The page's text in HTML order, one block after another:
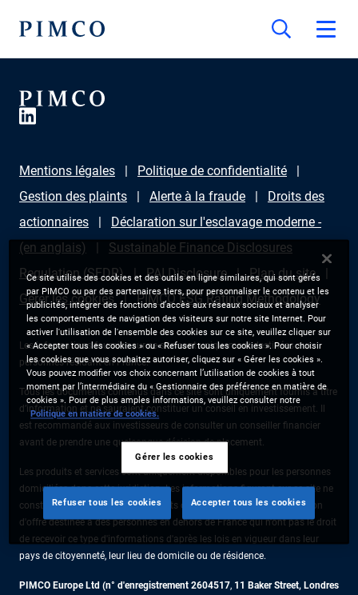
Mentions légales
Politique de confidentialité
Gestion des plaints
Alerte à la fraude
Droits des
actionnaires
Déclaration sur l'esclavage moderne -
(en anglais)
Sustainable Finance Disclosures
Regulation (SFDR)
PAI Disclosure
Plan du site
Gérer les cookies
PIMCO ESG Rating Methodology
Les informations fournies sur ce site sont uniquement destinées aux
personnes résidant en France.
Tous les documents contenus dans ce site sont uniquement fournis à titre
d’information et ne sauraient constituer un conseil en investissement. Il
est recommandé aux investisseurs de consulter un conseiller financier
avant de prendre une quelconque décision de placement.
Les produits et services sont uniquement disponibles pour les personnes
domiciliées dans cette juridiction. Les informations figurant sur ce site ne
constituent pas une offre de produits ou de services ni une sollicitation
d'offre destinée à des personnes en dehors de France qui n'ont pas le droit
de recevoir ce type d'informations d'après les lois en vigueur dans leur
pays de citoyenneté, leur lieu de domicile ou de résidence.
PIMCO Europe Ltd (n° d'enregistrement 2604517, 11 Baker Street, Londres
Ce site utilise des cookies et des outils en ligne similaires, qui sont gérés
par PIMCO ou par des partenaires tiers, pour personnaliser le contenu et les
publicités, intégrer des fonctions d’accès aux réseaux sociaux et analyser
les comportements de navigation des visiteurs sur notre site Internet. Pour
activer l'utilisation de l'ensemble des cookies sur ce site, veuillez cliquer sur
« Accepter tous les cookies » ou « Refuser tous les cookies ». Pour choisir
les cookies que vous souhaitez autoriser, cliquez sur « Gérer les cookies ».
Vous pouvez modifier vos choix concernant l’utilisation de cookies à tout
moment par l’intermédiaire du « Gestionnaire des préférence en matière de
cookies ». Pour de plus amples informations, veuillez consulter notre
Politique en matière de cookies.
Gérer les cookies
Refuser tous les cookies Accepter tous les cookies